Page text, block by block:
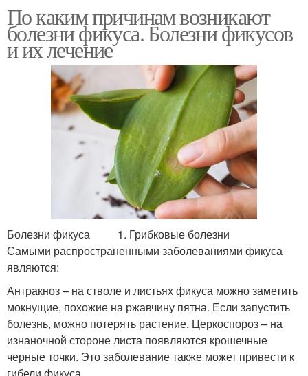
По каким причинам возникают
болезни фикуса. Болезни фикусов
и их лечение
Болезни фикуса 1. Грибковые болезни
Самыми распространенными заболеваниями фикуса
являются:
Антракноз – на стволе и листьях фикуса можно заметить
мокнущие, похожие на ржавчину пятна. Если запустить
болезнь, можно потерять растение. Церкоспороз – на
изнаночной стороне листа появляются крошечные
черные точки. Это заболевание также может привести к